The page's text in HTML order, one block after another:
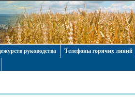
руководства Телефоны горячих линий